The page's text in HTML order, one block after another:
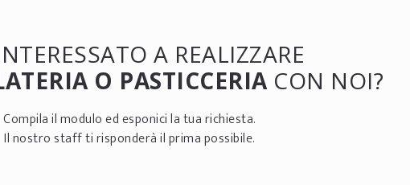
A REALIZZARE
O PASTICCERIACON NOI?
Compila il modulo ed esponici la tua richiesta.
Il nostro staff ti risponderà il prima possibile.